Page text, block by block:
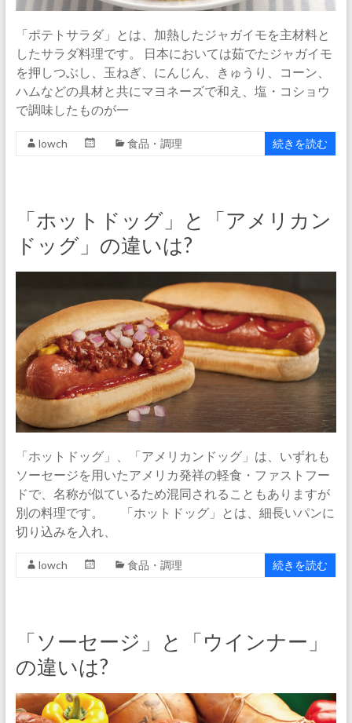
「ポテトサラダ」とは、加熱したジャガイモを主材料と
したサラダ料理です。 日本においては茹でたジャガイモ
を押しつぶし、玉ねぎ、にんじん、きゅうり、コーン、
ハムなどの具材と共にマヨネーズで和え、塩・コショウ
で調味したものが一
lowch 食品・調理 続きを読む
「ホットドッグ」と「アメリカン
ドッグ」の違いは?
「ホットドッグ」、「アメリカンドッグ」は、いずれも
ソーセージを用いたアメリカ発祥の軽食・ファストフー
ドで、名称が似ているため混同されることもありますが
別の料理です。 「ホットドッグ」とは、細長いパンに
切り込みを入れ、
lowch 食品・調理 続きを読む
「ソーセージ」と「ウインナー」
の違いは?